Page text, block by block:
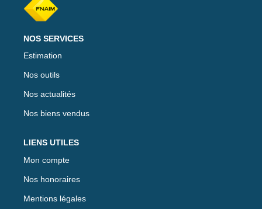
NOS SERVICES
Estimation
Nos outils
Nos actualités
Nos biens vendus
LIENS UTILES
Mon compte
Nos honoraires
Mentions légales